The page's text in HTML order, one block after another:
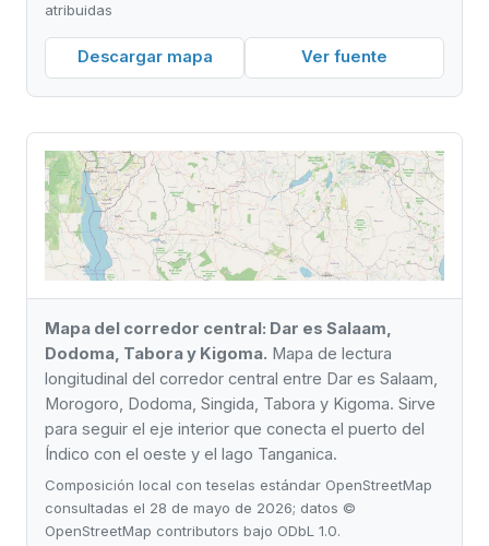
atribuidas
Descargar mapa Ver fuente
Mapa del corredor central: Dar es Salaam,
Dodoma, Tabora y Kigoma. Mapa de lectura
longitudinal del corredor central entre Dar es Salaam,
Morogoro, Dodoma, Singida, Tabora y Kigoma. Sirve
para seguir el eje interior que conecta el puerto del
Índico con el oeste y el lago Tanganica.
Composición local con teselas estándar OpenStreetMap
consultadas el 28 de mayo de 2026; datos ©
OpenStreetMap contributors bajo ODbL 1.0.